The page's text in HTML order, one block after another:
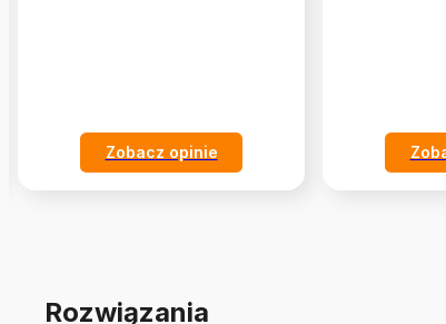
Zobacz opinie
Rozwiązania